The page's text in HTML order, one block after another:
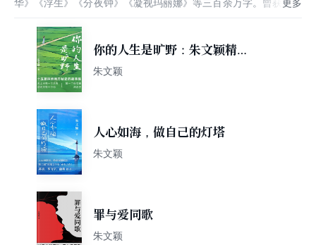
华》《浮生》《分夜钟》《凝视玛丽娜》等三百余万字。曾获国内
脉在她身上获得了新的延展。”有部分英、法、日、俄、韩、德、
意大利文译本。近年来多次参加各种国际文学节和国际文学交流活
动，希望开拓国际化视野，在全球背景和本土地域文化中寻觅并发
现一条新的路径。现居苏州。
你的人生是旷野：朱文颖精选
集
朱文颖
人心如海，做自己的灯塔
朱文颖
罪与爱同歌
朱文颖